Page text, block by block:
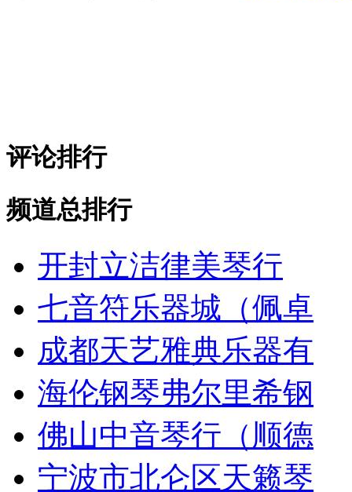
评论排行
频道总排行
开封立洁律美琴行
七音符乐器城（佩卓
成都天艺雅典乐器有
海伦钢琴弗尔里希钢
佛山中音琴行（顺德
宁波市北仑区天籁琴